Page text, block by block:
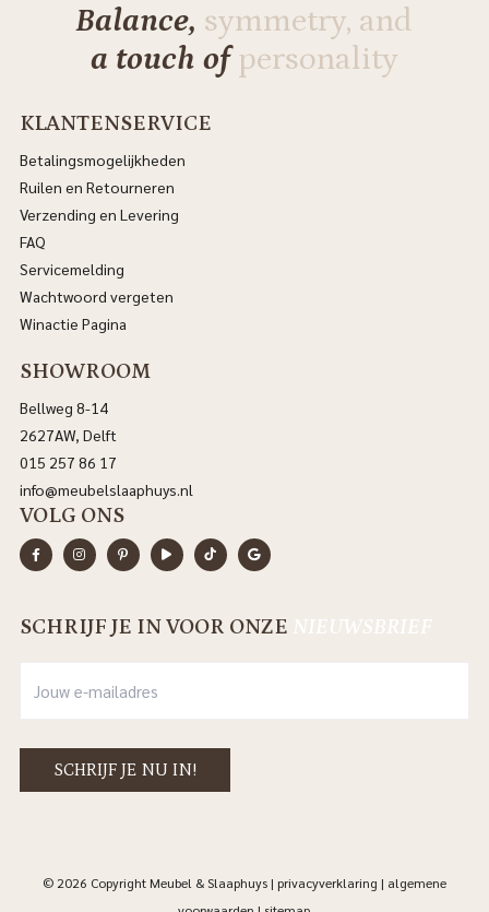
Balance, symmetry, and
a touch ofpersonality
KLANTENSERVICE
Betalingsmogelijkheden
Ruilen en Retourneren
Verzending en Levering
FAQ
Servicemelding
Wachtwoord vergeten
Winactie Pagina
SHOWROOM
Bellweg 8-14
2627AW, Delft
015 257 86 17
info@meubelslaaphuys.nl
VOLG ONS
SCHRIJF JE IN VOOR ONZE NIEUWSBRIEF
© 2026 Copyright Meubel & Slaaphuys | privacyverklaring | algemene